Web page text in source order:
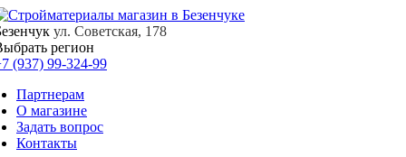
ул. Советская, 178
регион
(937) 99-324-99
Партнерам
О магазине
Задать вопрос
Контакты